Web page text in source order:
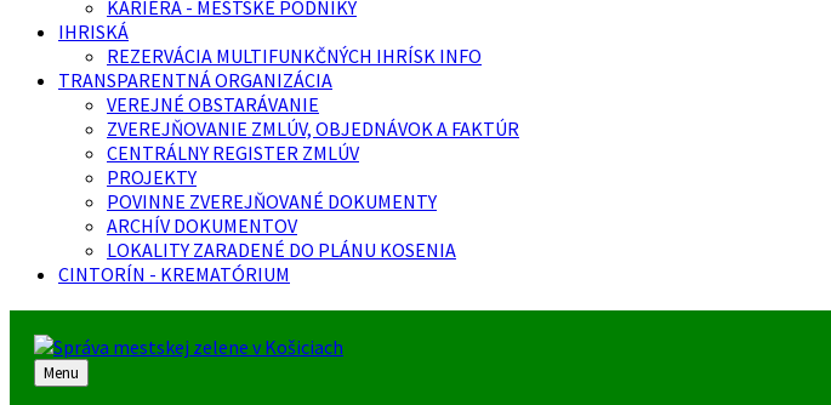
KARIÉRA - MESTSKÉ PODNIKY
IHRISKÁ
REZERVÁCIA MULTIFUNKČNÝCH IHRÍSK INFO
TRANSPARENTNÁ ORGANIZÁCIA
VEREJNÉ OBSTARÁVANIE
ZVEREJŇOVANIE ZMLÚV, OBJEDNÁVOK A FAKTÚR
CENTRÁLNY REGISTER ZMLÚV
PROJEKTY
POVINNE ZVEREJŇOVANÉ DOKUMENTY
ARCHÍV DOKUMENTOV
LOKALITY ZARADENÉ DO PLÁNU KOSENIA
CINTORÍN - KREMATÓRIUM
Menu